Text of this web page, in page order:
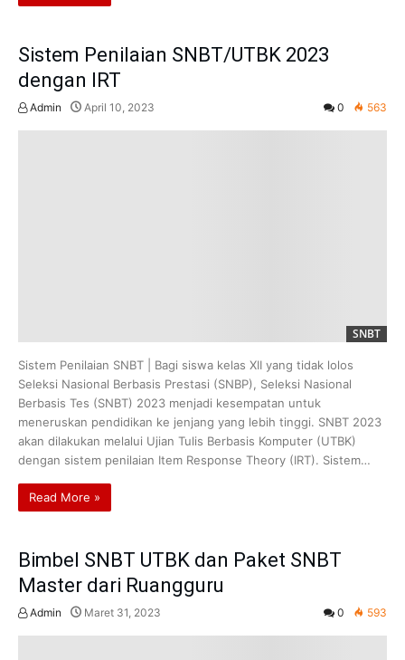
Sistem Penilaian SNBT/UTBK 2023
dengan IRT
Admin April 10, 2023 0 563
SNBT
Sistem Penilaian SNBT | Bagi siswa kelas XII yang tidak lolos
Seleksi Nasional Berbasis Prestasi (SNBP), Seleksi Nasional
Berbasis Tes (SNBT) 2023 menjadi kesempatan untuk
meneruskan pendidikan ke jenjang yang lebih tinggi. SNBT 2023
akan dilakukan melalui Ujian Tulis Berbasis Komputer (UTBK)
dengan sistem penilaian Item Response Theory (IRT). Sistem…
Read More »
Bimbel SNBT UTBK dan Paket SNBT
Master dari Ruangguru
Admin Maret 31, 2023 0 593